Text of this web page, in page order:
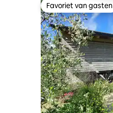
Favoriet van gasten
Favoriet van gasten